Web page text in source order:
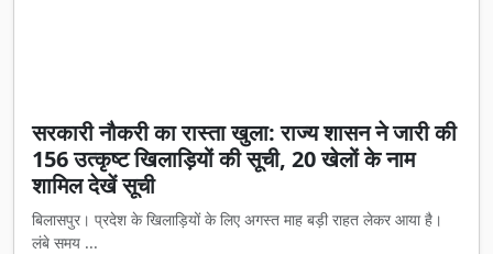
सरकारी नौकरी का रास्ता खुला: राज्य शासन ने जारी की
156 उत्कृष्ट खिलाड़ियों की सूची, 20 खेलों के नाम
शामिल देखें सूची
बिलासपुर। प्रदेश के खिलाड़ियों के लिए अगस्त माह बड़ी राहत लेकर आया है।
लंबे समय ...